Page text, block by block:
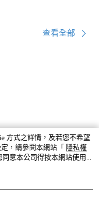
查看全部
方式之詳情，及若您不希望
，請參閱本網站「
隱私權
意本公司得按本網站使用條